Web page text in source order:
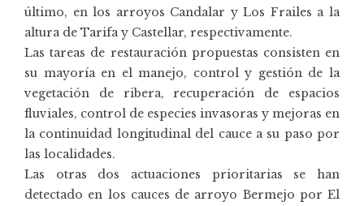
último, en los arroyos Candalar y Los Frailes a la
altura de Tarifa y Castellar, respectivamente.
Las tareas de restauración propuestas consisten en
su mayoría en el manejo, control y gestión de la
vegetación de ribera, recuperación de espacios
fluviales, control de especies invasoras y mejoras en
la continuidad longitudinal del cauce a su paso por
las localidades.
Las otras dos actuaciones prioritarias se han
detectado en los cauces de arroyo Bermejo por El